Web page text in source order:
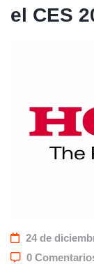
el CES
24 de
0